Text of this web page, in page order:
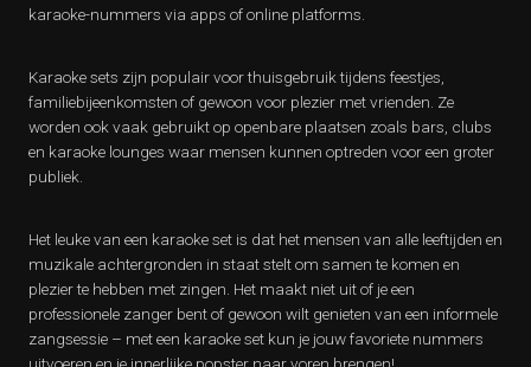
karaoke-nummers via apps of online platforms.
Karaoke sets zijn populair voor thuisgebruik tijdens feestjes,
familiebijeenkomsten of gewoon voor plezier met vrienden. Ze
worden ook vaak gebruikt op openbare plaatsen zoals bars, clubs
en karaoke lounges waar mensen kunnen optreden voor een groter
publiek.
Het leuke van een karaoke set is dat het mensen van alle leeftijden en
muzikale achtergronden in staat stelt om samen te komen en
plezier te hebben met zingen. Het maakt niet uit of je een
professionele zanger bent of gewoon wilt genieten van een informele
zangsessie – met een karaoke set kun je jouw favoriete nummers